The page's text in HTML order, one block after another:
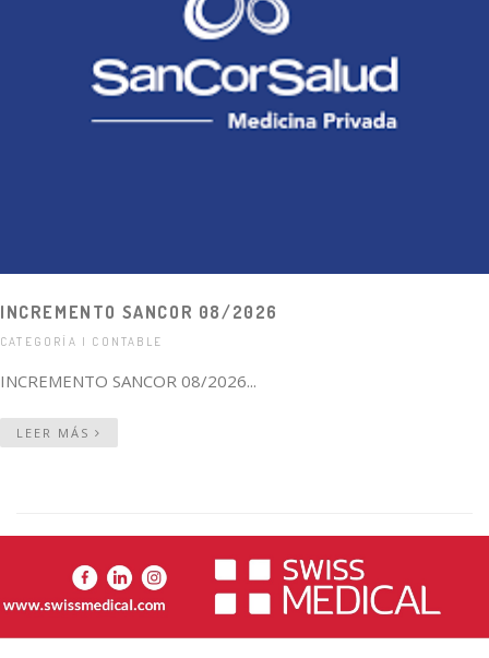
INCREMENTO SANCOR 08/2026
CATEGORÍA | CONTABLE
INCREMENTO SANCOR 08/2026...
LEER MÁS